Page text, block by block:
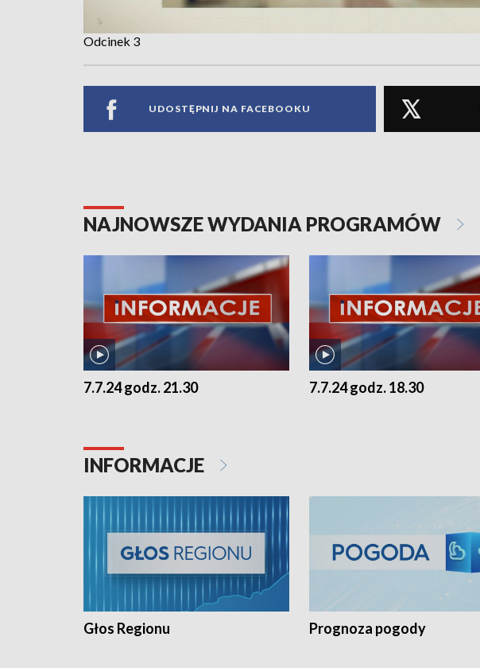
Odcinek 3
UDOSTĘPNIJ NA FACEBOOKU
NAJNOWSZE WYDANIA PROGRAMÓW
7.7.24 godz. 21.30 7.7.24 godz. 18.30
INFORMACJE
Głos Regionu Prognoza pogody